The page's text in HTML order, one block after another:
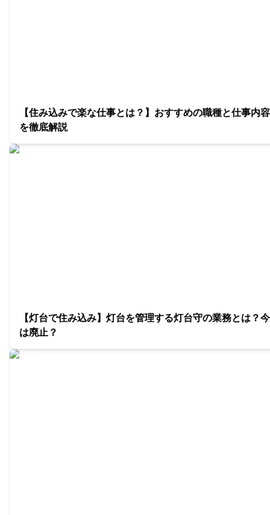
【住み込みで楽な仕事とは？】おすすめの職種と仕事内容
を徹底解説
【灯台で住み込み】灯台を管理する灯台守の業務とは？今
は廃止？